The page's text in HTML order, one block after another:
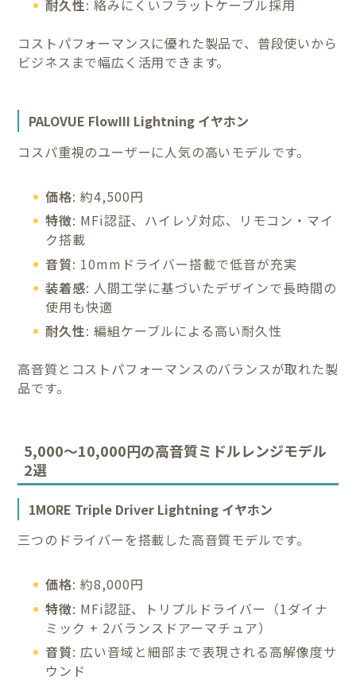
耐久性: 絡みにくいフラットケーブル採用
コストパフォーマンスに優れた製品で、普段使いから
ビジネスまで幅広く活用できます。
PALOVUE FlowIII Lightning イヤホン
コスパ重視のユーザーに人気の高いモデルです。
価格: 約4,500円
特徴: MFi認証、ハイレゾ対応、リモコン・マイ
ク搭載
音質: 10mmドライバー搭載で低音が充実
装着感: 人間工学に基づいたデザインで長時間の
使用も快適
耐久性: 編組ケーブルによる高い耐久性
高音質とコストパフォーマンスのバランスが取れた製
品です。
5,000〜10,000円の高音質ミドルレンジモデル
2選
1MORE Triple Driver Lightning イヤホン
三つのドライバーを搭載した高音質モデルです。
価格: 約8,000円
特徴: MFi認証、トリプルドライバー（1ダイナ
ミック + 2バランスドアーマチュア）
音質: 広い音域と細部まで表現される高解像度サ
ウンド